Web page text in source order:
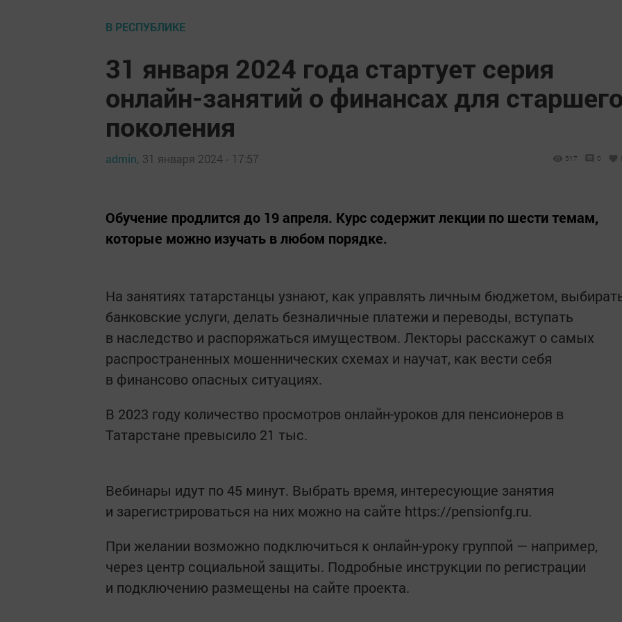
В РЕСПУБЛИКЕ
31 января 2024 года стартует серия
онлайн-занятий о финансах для старшего
поколения
admin, 31 января 2024 - 17:57 517 0
Обучение продлится до 19 апреля. Курс содержит лекции по шести темам,
которые можно изучать в любом порядке.
На занятиях татарстанцы узнают, как управлять личным бюджетом,
банковские услуги, делать безналичные платежи и переводы, вступать
в наследство и распоряжаться имуществом. Лекторы расскажут о самых
распространенных мошеннических схемах и научат, как вести себя
в финансово опасных ситуациях.
В 2023 году количество просмотров онлайн-уроков для пенсионеров в
Татарстане превысило 21 тыс.
Вебинары идут по 45 минут. Выбрать время, интересующие занятия
и зарегистрироваться на них можно на сайте https://pensionfg.ru.
При желании возможно подключиться к онлайн-уроку группой — например,
через центр социальной защиты. Подробные инструкции по регистрации
и подключению размещены на сайте проекта.